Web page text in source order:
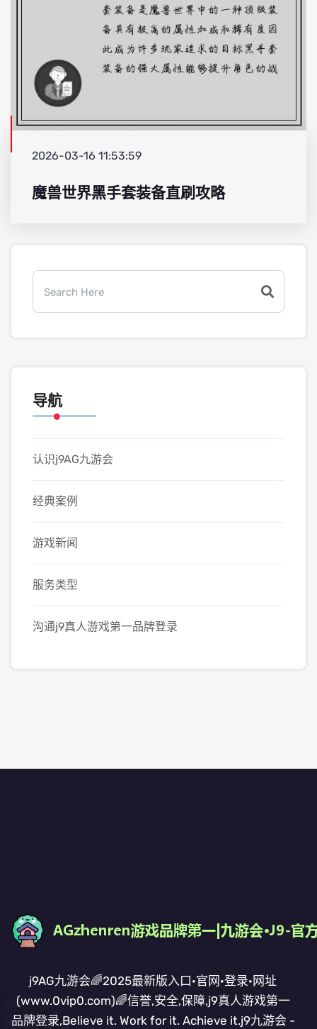
2026-03-16 11:53:59
魔兽世界黑手套装备直刷攻略
导航
认识j9AG九游会
经典案例
游戏新闻
服务类型
沟通j9真人游戏第一品牌登录
j9AG九游会🌈2025最新版入口·官网·登录·网址
(www.0vip0.com)🌈信誉,安全,保障,j9真人游戏第一
品牌登录,Believe it. Work for it. Achieve it.j9九游会 -